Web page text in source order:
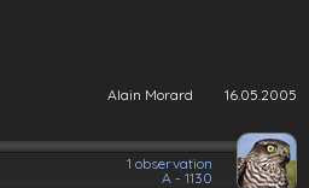
Alain Morard 16.05.2005
1 observation
A - 1130